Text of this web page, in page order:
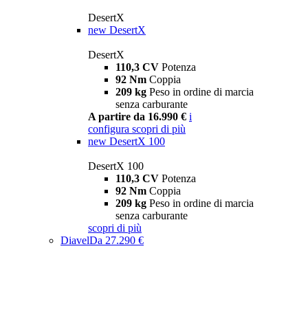
DesertX
new DesertX
DesertX
110,3 CV Potenza
92 Nm Coppia
209 kg Peso in ordine di marcia
senza carburante
A partire da 16.990 € i
configura scopri di più
new DesertX 100
DesertX 100
110,3 CV Potenza
92 Nm Coppia
209 kg Peso in ordine di marcia
senza carburante
scopri di più
DiavelDa 27.290 €